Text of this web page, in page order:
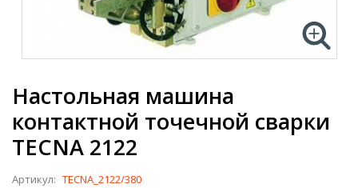
Настольная машина
контактной точечной сварки
TECNA 2122
Артикул: TECNA_2122/380